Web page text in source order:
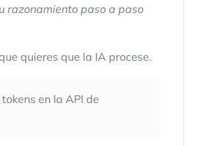
razonamiento paso a paso
quieres que la IA procese.
en la API de
Marketing